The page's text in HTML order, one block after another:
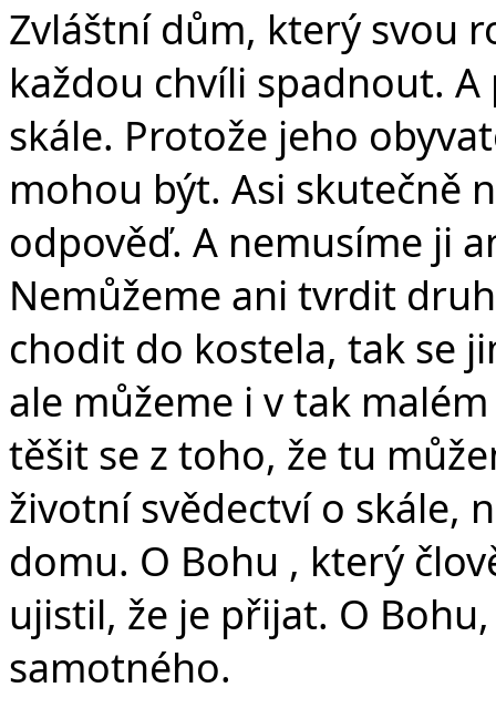
Zvláštní dům, který svou
každou chvíli spadnout.
skále. Protože jeho
mohou být. Asi skutečně
odpověď. A nemusíme ji
Nemůžeme ani tvrdit
chodit do kostela, tak se
ale můžeme i v tak
těšit se z toho, že tu
životní svědectví o skále,
domu. O Bohu , který
ujistil, že je přijat. O
samotného.